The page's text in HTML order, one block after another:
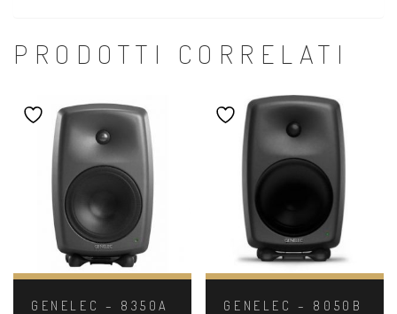
PRODOTTI CORRELATI
GENELEC – 8350A GENELEC – 8050B